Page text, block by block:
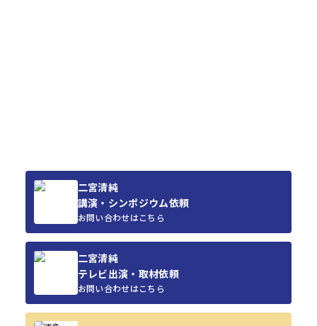
二宮清純
講演・シンポジウム依頼
お問い合わせはこちら
二宮清純
テレビ出演・取材依頼
お問い合わせはこちら